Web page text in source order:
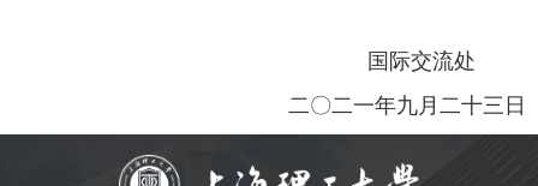
国际交流处
二〇二一年九月二十三日